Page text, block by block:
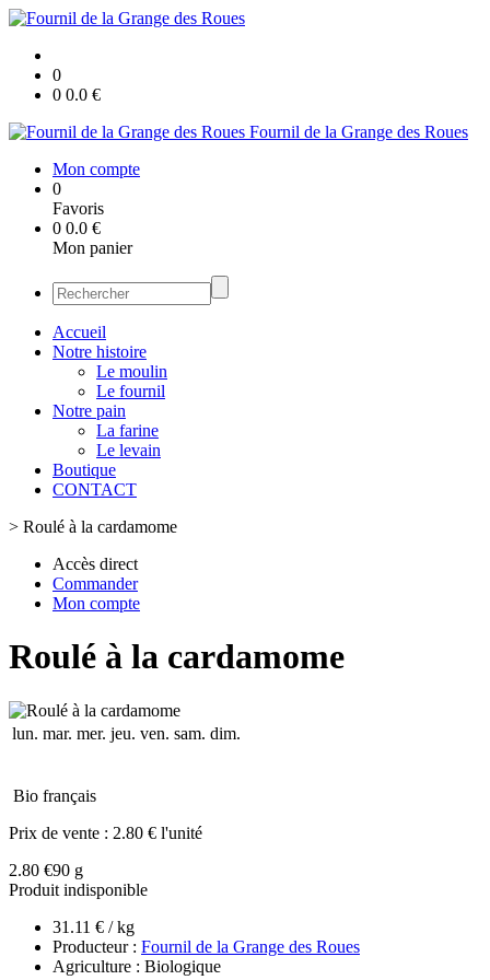
0
0 0.0 €
Fournil de la Grange des Roues
Mon compte
0
Favoris
0 0.0 €
Mon panier
Accueil
Notre histoire
Le moulin
Le fournil
Notre pain
La farine
Le levain
Boutique
CONTACT
> Roulé à la cardamome
Accès direct
Commander
Mon compte
Roulé à la cardamome
lun. mar. mer. jeu. ven. sam. dim.
Bio français
Prix de vente : 2.80 € l'unité
2.80 €90 g
Produit indisponible
31.11 € / kg
Producteur : Fournil de la Grange des Roues
Agriculture : Biologique